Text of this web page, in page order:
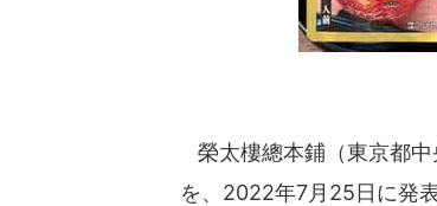
榮太樓總本鋪（東京都
を、2022年7月25日に発表